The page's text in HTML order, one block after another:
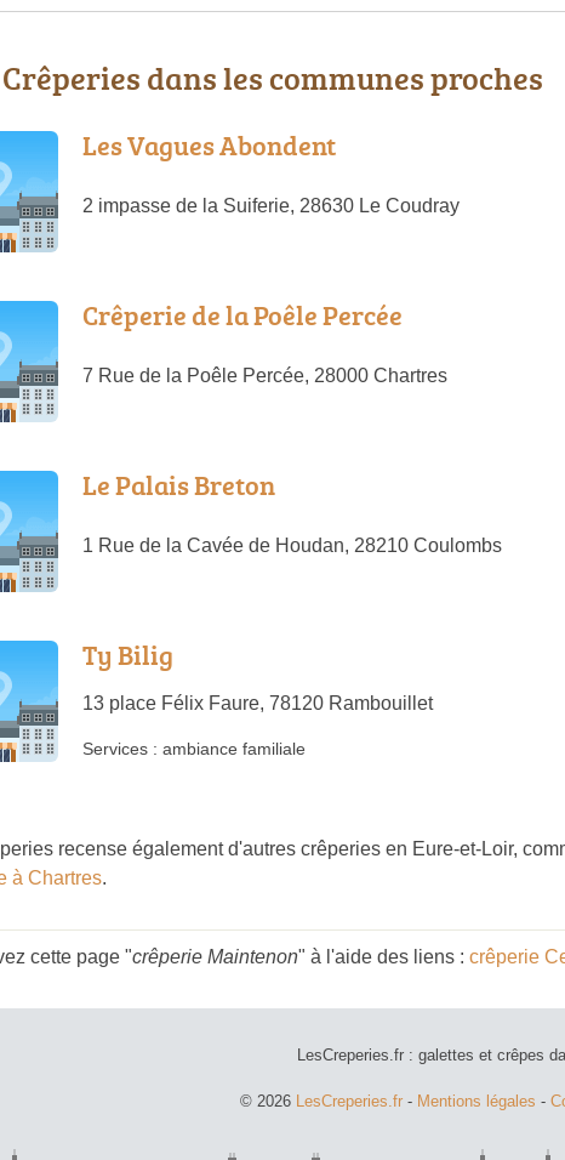
Crêperies dans les communes proches
Les Vagues Abondent
2 impasse de la Suiferie, 28630 Le Coudray
Crêperie de la Poêle Percée
7 Rue de la Poêle Percée, 28000 Chartres
Le Palais Breton
1 Rue de la Cavée de Houdan, 28210 Coulombs
Ty Bilig
13 place Félix Faure, 78120 Rambouillet
Services : ambiance familiale
recense également d'autres crêperies en Eure-et-Loir,
à Chartres.
cette page "crêperie Maintenon" à l'aide des liens : crêperie
LesCreperies.fr : galettes et crêpes
© 2026 LesCreperies.fr - Mentions légales -